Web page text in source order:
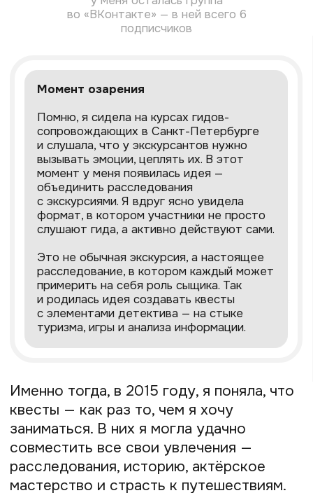
меня, что никогда прежде не играли
ни во что подобное. Они буквально
стали героями захватывающего фильма,
заигрывались и полностью вживались
в сюжет, — это было невероятно.
Самое сложное испытание
Самым трудным для меня оказалось
справиться с неуверенностью. Идея
казалась мне интересной и уникальной,
но всё время возникал вопрос: а вдруг
это никому не нужно?
Плюс не было примеров и понятной
модели, как это делать, да и поддержки
от знакомых я не получила — многие
Поэтому у меня было чувство, что
я осталась один на один со своей идеей,
которую никто не разделяет.
Разработала авторскую
настоящего квеста
После удачного опыта я погрузилась
в квестологию, чтобы вывести формулу
идеального квеста: изучала историю
и теорию интерактивных игр. Я заметила,
что в сети много разрозненной
информации — интернет путался